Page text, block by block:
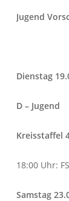
Jugend
Dienstag
D – Jugend
Kreisstaffel
18:00 Uhr:
Samstag